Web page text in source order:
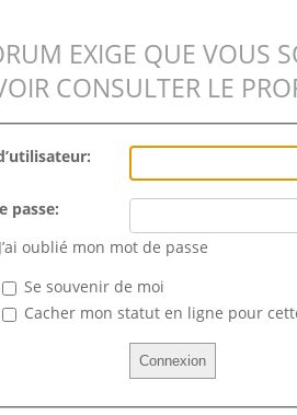
EXIGE QUE VOUS
CONSULTER LE
passe:
J’ai oublié mon mot de passe
Se souvenir de moi
Cacher mon statut en ligne pour